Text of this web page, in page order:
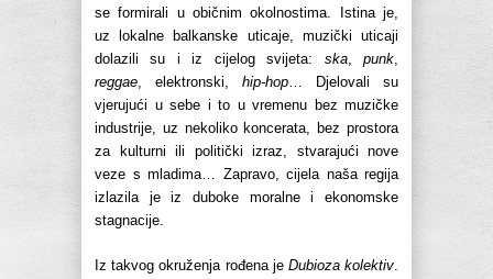
se formirali u običnim okolnostima. Istina je,
uz lokalne balkanske uticaje, muzički uticaji
dolazili su i iz cijelog svijeta: ska,punk,
reggae, elektronski, hip-hop… Djelovali su
vjerujući u sebe i to u vremenu bez muzičke
industrije, uz nekoliko koncerata, bez prostora
za kulturni ili politički izraz, stvarajući nove
veze s mladima… Zapravo, cijela naša regija
izlazila je iz duboke moralne i ekonomske
stagnacije.
Iz takvog okruženja rođena je Dubioza kolektiv.